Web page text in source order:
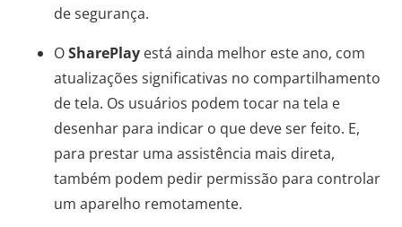
de segurança.
OSharePlay está ainda melhor este ano, com
atualizações significativas no compartilhamento
de tela. Os usuários podem tocar na tela e
desenhar para indicar o que deve ser feito. E,
para prestar uma assistência mais direta,
também podem pedir permissão para controlar
um aparelho remotamente.